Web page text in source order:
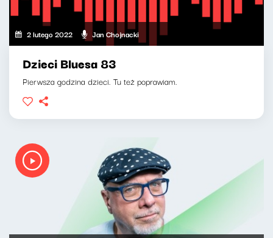
2 lutego 2022 Jan Chojnacki
Dzieci Bluesa 83
Pierwsza godzina dzieci. Tu też poprawiam.